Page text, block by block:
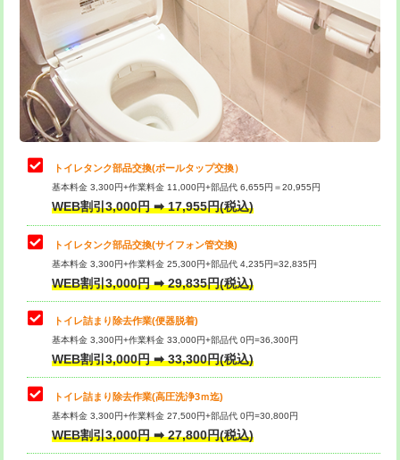
トイレタンク部品交換(ボールタップ交換）
基本料金 3,300円+作業料金 11,000円+部品代 6,655円＝20,955円
WEB割引3,000円 ➡ 17,955円(税込)
トイレタンク部品交換(サイフォン管交換)
基本料金 3,300円+作業料金 25,300円+部品代 4,235円=32,835円
WEB割引3,000円 ➡ 29,835円(税込)
トイレ詰まり除去作業(便器脱着)
基本料金 3,300円+作業料金 33,000円+部品代 0円=36,300円
WEB割引3,000円 ➡ 33,300円(税込)
トイレ詰まり除去作業(高圧洗浄3ｍ迄)
基本料金 3,300円+作業料金 27,500円+部品代 0円=30,800円
WEB割引3,000円 ➡ 27,800円(税込)